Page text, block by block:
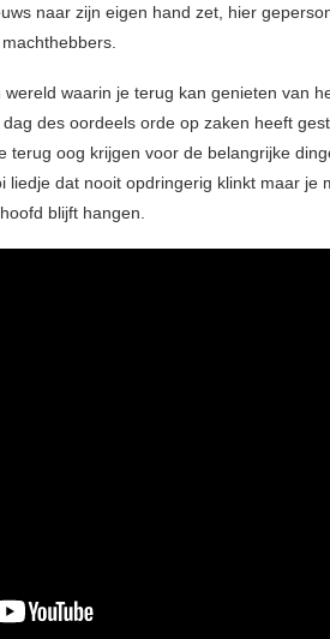
naar zijn eigen hand zet, hier
waarin je terug kan genieten van
des oordeels orde op zaken heeft
terug oog krijgen voor de belangrijke
liedje dat nooit opdringerig klinkt maar je
blijft hangen.